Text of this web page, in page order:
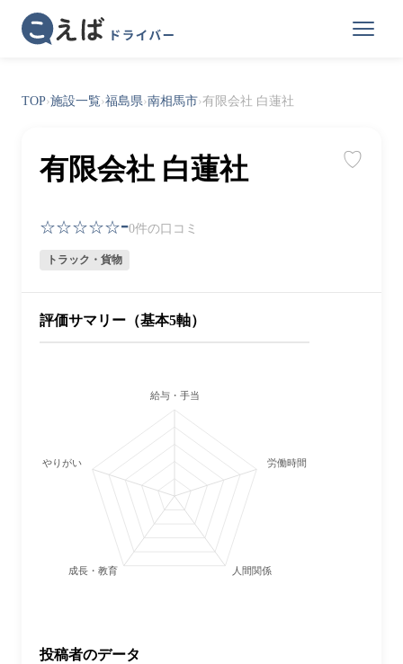
TOP›施設一覧›福島県›南相馬市›有限会社 白蓮社
有限会社 白蓮社 ♡
☆☆☆☆☆-0件の口コミ
トラック・貨物
評価サマリー（基本5軸）
給与・手当
労働時間・休日
人間関係
成長・教育
やりがい
投稿者のデータ